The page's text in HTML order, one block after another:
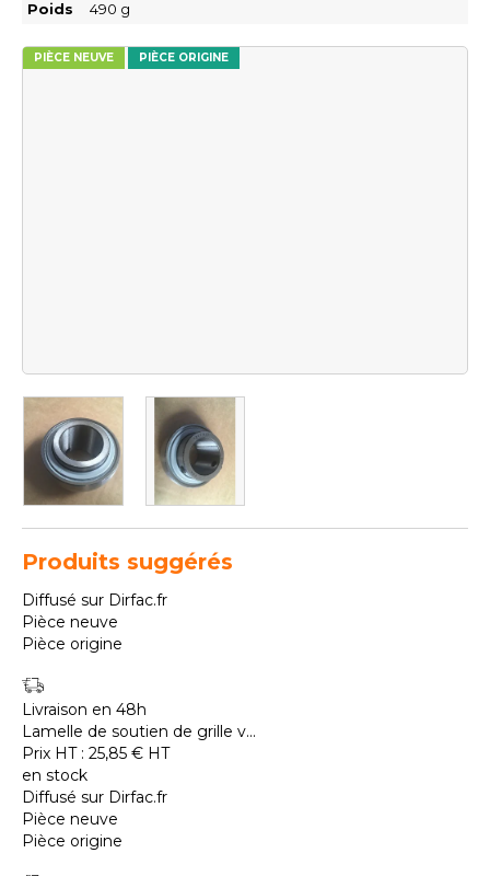
PIÈCE NEUVE PIÈCE ORIGINE
Poids 490 g
Produits suggérés
Diffusé sur Dirfac.fr
Pièce neuve
Pièce origine
Livraison en 48h
Lamelle de soutien de grille v...
Prix HT : 25,85 € HT
en stock
Diffusé sur Dirfac.fr
Pièce neuve
Pièce origine